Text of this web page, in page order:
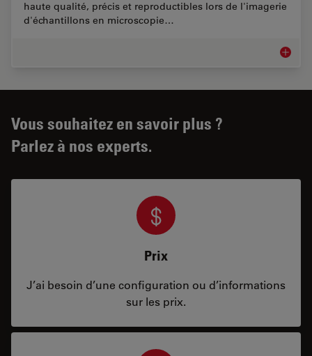
haute qualité, précis et reproductibles lors de l'imagerie
d'échantillons en microscopie…
Flux de
Vous souhaitez en savoir plus ?
Parlez à nos experts.
Prix
J’ai besoin d’une configuration ou d’informations
sur les prix.